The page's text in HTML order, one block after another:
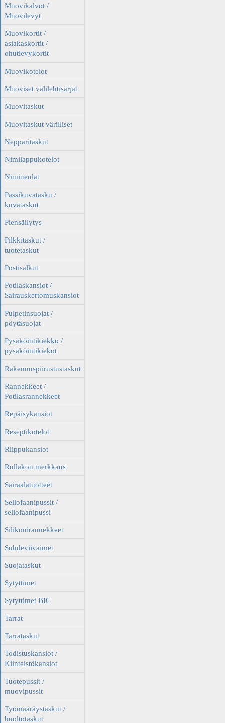
Muovikalvot /
Muovilevyt
Muovikortit /
asiakaskortit /
ohutlevykortit
Muovikotelot
Muoviset välilehtisarjat
Muovitaskut
Muovitaskut värilliset
Nepparitaskut
Nimilappukotelot
Nimineulat
Passikuvatasku /
kuvataskut
Piensäilytys
Pilkkitaskut /
tuotetaskut
Postisalkut
Potilaskansiot /
Sairauskertomuskansiot
Pulpetinsuojat /
pöytäsuojat
Pysäköintikiekko /
pysäköintikiekot
Rakennuspiirustustaskut
Rannekkeet /
Potilasrannekkeet
Repäisykansiot
Reseptikotelot
Riippukansiot
Rullakon merkkaus
Sairaalatuotteet
Sellofaanipussit /
sellofaanipussi
Silikonirannekkeet
Suhdeviivaimet
Suojataskut
Sytyttimet
Sytyttimet BIC
Tarrat
Tarrataskut
Todistuskansiot /
Kiinteistökansiot
Tuotepussit /
muovipussit
Työmääräystaskut /
huoltotaskut